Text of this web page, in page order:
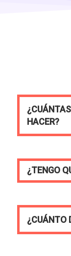
HACER?
¿TENGO
¿CUÁNTO